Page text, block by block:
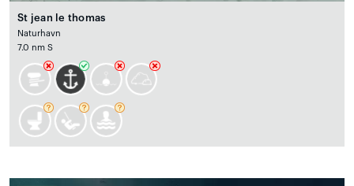
St jean le thomas
Naturhavn
7.0 nm S